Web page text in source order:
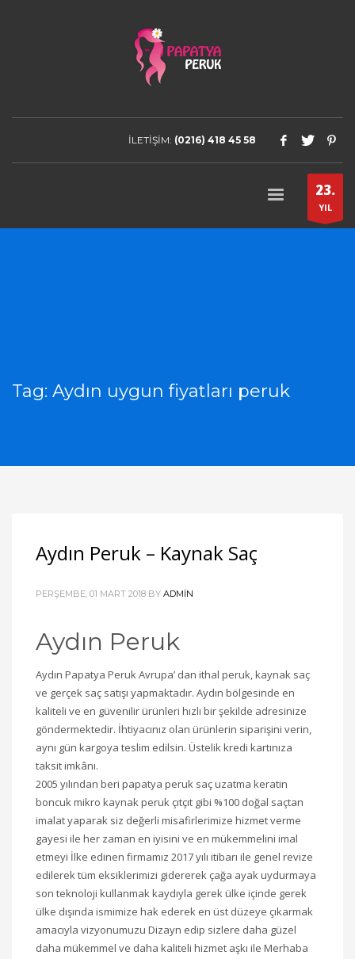
İLETİŞİM: (0216) 418 45 58
23.
YIL
Tag: Aydın uygun fiyatları peruk
Aydın Peruk – Kaynak Saç
PERŞEMBE, 01 MART 2018 BY ADMIN
Aydın Peruk
Aydın Papatya Peruk Avrupa’ dan ithal peruk, kaynak saç
ve gerçek saç satışı yapmaktadır. Aydın bölgesinde en
kaliteli ve en güvenilir ürünleri hızlı bir şekilde adresinize
göndermektedir. İhtiyacınız olan ürünlerin siparişini verin,
aynı gün kargoya teslim edilsin. Üstelik kredi kartınıza
taksit imkânı.
2005 yılından beri papatya peruk saç uzatma keratin
boncuk mikro kaynak peruk çıtçıt gibi %100 doğal saçtan
imalat yaparak siz değerli misafirlerimize hizmet verme
gayesi ile her zaman en iyisini ve en mükemmelini imal
etmeyi İlke edinen firmamız 2017 yılı itibarı ile genel revize
edilerek tüm eksiklerimizi gidererek çağa ayak uydurmaya
son teknoloji kullanmak kaydıyla gerek ülke içinde gerek
ülke dışında ismimize hak ederek en üst düzeye çıkarmak
amacıyla vizyonumuzu Dizayn edip sizlere daha güzel
daha mükemmel ve daha kaliteli hizmet aşkı ile Merhaba